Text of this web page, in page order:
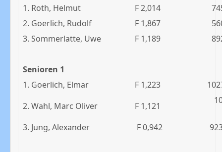
1. Roth, Helmut F 2,014
2. Goerlich, Rudolf
F 1,867
3. Sommerlatte, Uwe
F 1,189
Senioren 1
1. Goerlich, Elmar
F 1,223
2. Wahl, Marc Oliver
F 1,121
3. Jung, Alexander F 0,942